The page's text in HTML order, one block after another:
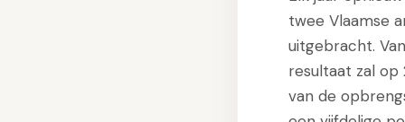
twee Vlaamse
uitgebracht.
resultaat zal op
van de